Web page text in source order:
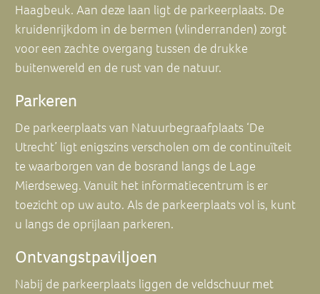
Haagbeuk. Aan deze laan ligt de parkeerplaats. De
kruidenrijkdom in de bermen (vlinderranden) zorgt
voor een zachte overgang tussen de drukke
buitenwereld en de rust van de natuur.
Parkeren
De parkeerplaats van Natuurbegraafplaats ‘De
Utrecht’ ligt enigszins verscholen om de continuïteit
te waarborgen van de bosrand langs de Lage
Mierdseweg. Vanuit het informatiecentrum is er
toezicht op uw auto. Als de parkeerplaats vol is, kunt
u langs de oprijlaan parkeren.
Ontvangstpaviljoen
Nabij de parkeerplaats liggen de veldschuur met